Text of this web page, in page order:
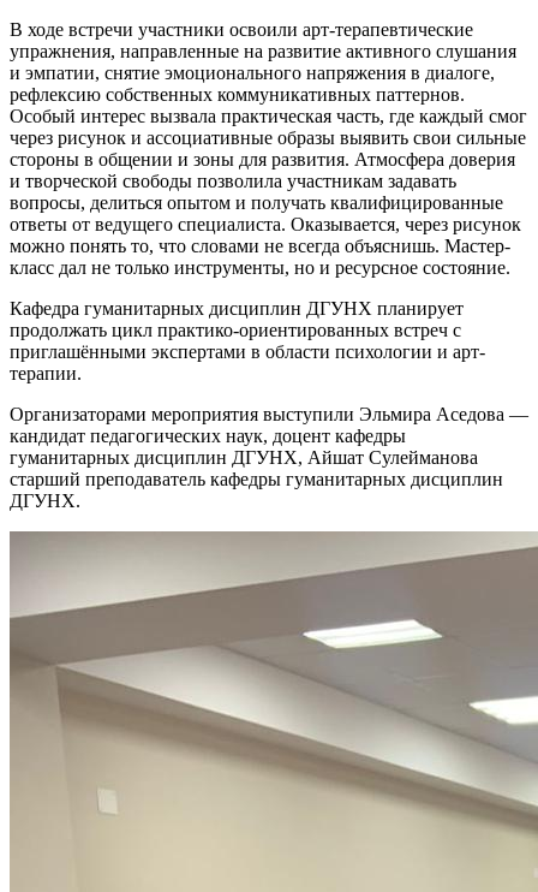
В ходе встречи участники освоили арт-терапевтические
упражнения, направленные на развитие активного слушания
и эмпатии, снятие эмоционального напряжения в диалоге,
рефлексию собственных коммуникативных паттернов.
Особый интерес вызвала практическая часть, где каждый смог
через рисунок и ассоциативные образы выявить свои сильные
стороны в общении и зоны для развития. Атмосфера доверия
и творческой свободы позволила участникам задавать
вопросы, делиться опытом и получать квалифицированные
ответы от ведущего специалиста. Оказывается, через рисунок
можно понять то, что словами не всегда объяснишь. Мастер-
класс дал не только инструменты, но и ресурсное состояние.
Кафедра гуманитарных дисциплин ДГУНХ планирует
продолжать цикл практико-ориентированных встреч с
приглашёнными экспертами в области психологии и арт-
терапии.
Организаторами мероприятия выступили Эльмира Аседова —
кандидат педагогических наук, доцент кафедры
гуманитарных дисциплин ДГУНХ, Айшат Сулейманова
старший преподаватель кафедры гуманитарных дисциплин
ДГУНХ.